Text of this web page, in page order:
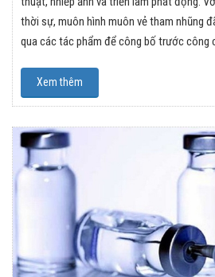
thời sự, muôn hình muôn vẻ tham nhũng
qua các tác phẩm để công bố trước công
Xem thêm